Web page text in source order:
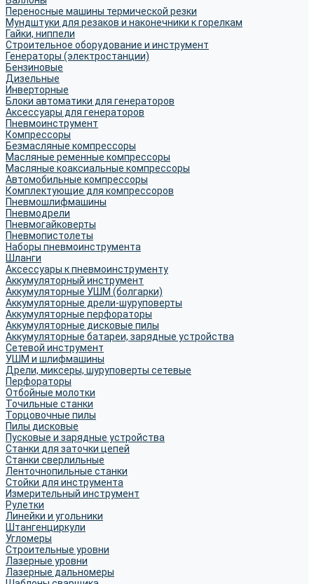
Переносные машины термической резки
Мундштуки для резаков и наконечники к горелкам
Гайки, ниппели
Строительное оборудование и инструмент
Генераторы (электростанции)
Бензиновые
Дизельные
Инверторные
Блоки автоматики для генераторов
Аксессуары для генераторов
Пневмоинструмент
Компрессоры
Безмасляные компрессоры
Масляные ременные компрессоры
Масляные коаксиальные компрессоры
Автомобильные компрессоры
Комплектующие для компрессоров
Пневмошлифмашины
Пневмодрели
Пневмогайковерты
Пневмопистолеты
Наборы пневмоинструмента
Шланги
Аксессуары к пневмоинструменту
Аккумуляторный инструмент
Аккумуляторные УШМ (болгарки)
Аккумуляторные дрели-шуруповерты
Аккумуляторные перфораторы
Аккумуляторные дисковые пилы
Аккумуляторные батареи, зарядные устройства
Сетевой инструмент
УШМ и шлифмашины
Дрели, миксеры, шуруповерты сетевые
Перфораторы
Отбойные молотки
Точильные станки
Торцовочные пилы
Пилы дисковые
Пусковые и зарядные устройства
Станки для заточки цепей
Станки сверлильные
Ленточнопильные станки
Стойки для инструмента
Измерительный инструмент
Рулетки
Линейки и угольники
Штангенциркули
Угломеры
Строительные уровни
Лазерные уровни
Лазерные дальномеры